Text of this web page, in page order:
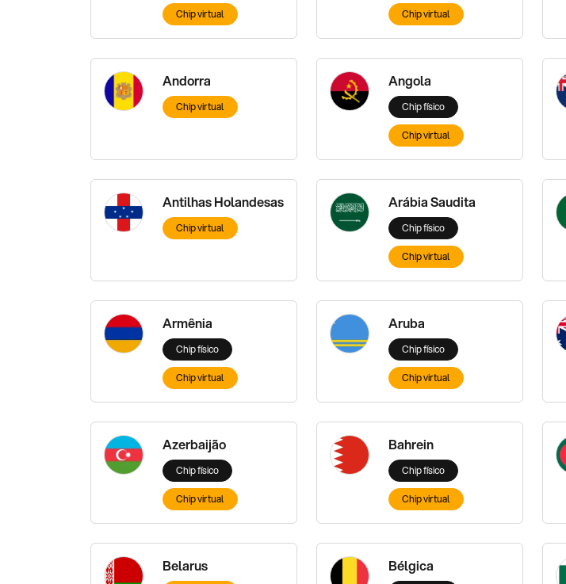
Chip virtual Chip virtual
Andorra
Chip virtual
Angola
Chip físico
Chip virtual
Antilhas Holandesas
Chip virtual
Arábia Saudita
Chip físico
Chip virtual
Armênia
Chip físico
Chip virtual
Aruba
Chip físico
Chip virtual
Azerbaijão
Chip físico
Chip virtual
Bahrein
Chip físico
Chip virtual
Belarus Bélgica